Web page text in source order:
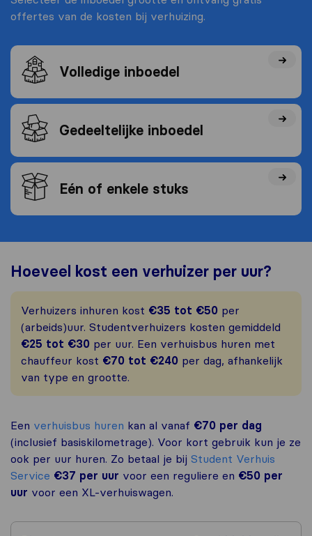
offertes van de kosten bij verhuizing.
Volledige inboedel
Gedeeltelijke inboedel
Eén of enkele stuks
Hoeveel kost een verhuizer per uur?
Verhuizers inhuren kost €35 tot €50 per
(arbeids)uur. Studentverhuizers kosten gemiddeld
€25 tot €30 per uur. Een verhuisbus huren met
chauffeur kost €70 tot €240 per dag, afhankelijk
van type en grootte.
Een verhuisbus huren kan al vanaf €70 per dag
(inclusief basiskilometrage). Voor kort gebruik kun je ze
ook per uur huren. Zo betaal je bij Student Verhuis
Service €37 per uur voor een reguliere en €50 per
uur voor een XL-verhuiswagen.